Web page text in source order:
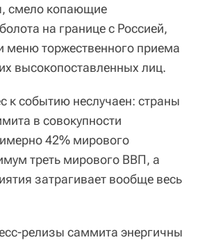
смело копающие
на границе с Россией,
меню торжественного приема
высокопоставленных лиц.
к событию неслучаен: страны
в совокупности
42% мирового
треть мирового ВВП, а
затрагивает вообще весь
релизы саммита энергичны